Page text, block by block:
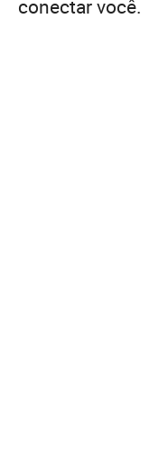
conectar você.